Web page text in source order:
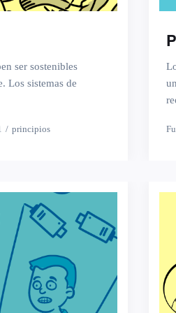
ser sostenibles
Los sistemas de
principios